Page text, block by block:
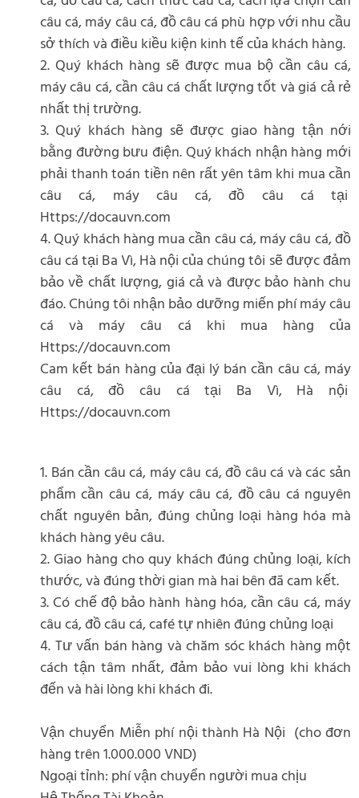
câu cá, máy câu cá, đồ câu cá phù hợp với nhu cầu
sở thích và điều kiều kiện kinh tế của khách hàng.
2. Quý khách hàng sẽ được mua bộ cần câu cá,
máy câu cá, cần câu cá chất lượng tốt và giá cả rẻ
nhất thị trường.
3. Quý khách hàng sẽ được giao hàng tận nới
bằng đường bưu điện. Quý khách nhận hàng mới
phải thanh toán tiền nên rất yên tâm khi mua cần
câu cá, máy câu cá, đồ câu cá tại
Https://docauvn.com
4. Quý khách hàng mua cần câu cá, máy câu cá, đồ
câu cá tại Ba Vì, Hà nội của chúng tôi sẽ được đảm
bảo về chất lượng, giá cả và được bảo hành chu
đáo. Chúng tôi nhận bảo dưỡng miến phí máy câu
cá và máy câu cá khi mua hàng của
Https://docauvn.com
Cam kết bán hàng của đại lý bán cần câu cá, máy
câu cá, đồ câu cá tại Ba Vì, Hà nội
Https://docauvn.com
1. Bán cần câu cá, máy câu cá, đồ câu cá và các sản
phẩm cần câu cá, máy câu cá, đồ câu cá nguyên
chất nguyên bản, đúng chủng loại hàng hóa mà
khách hàng yêu câu.
2. Giao hàng cho quy khách đúng chủng loại, kích
thước, và đúng thời gian mà hai bên đã cam kết.
3. Có chế độ bảo hành hàng hóa, cần câu cá, máy
câu cá, đồ câu cá, café tự nhiên đúng chủng loại
4. Tư vấn bán hàng và chăm sóc khách hàng một
cách tận tâm nhất, đảm bảo vui lòng khi khách
đến và hài lòng khi khách đi.
Vận chuyển Miễn phí nội thành Hà Nội (cho đơn
hàng trên 1.000.000 VND)
Ngoại tỉnh: phí vận chuyển người mua chịu